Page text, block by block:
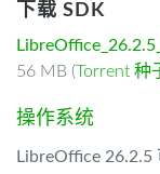
下载 SDK
56 MB (Torrent 种
操作系统
LibreOffice 26.2.5